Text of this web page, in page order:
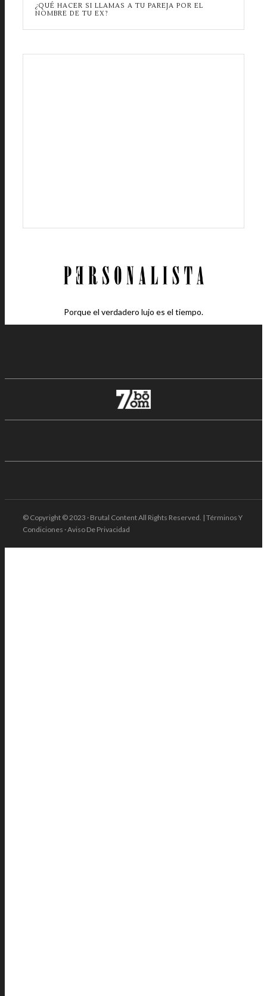
¿QUÉ HACER SI LLAMAS A TU PAREJA POR EL
NOMBRE DE TU EX?
Porque el verdadero lujo es el tiempo.
© Copyright © 2023 · Brutal Content All Rights Reserved. | Términos Y
Condiciones · Aviso De Privacidad